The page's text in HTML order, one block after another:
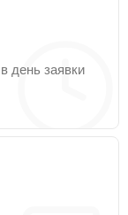
день заявки